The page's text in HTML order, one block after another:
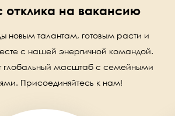
отклика на вакансию
новым талантам, готовым расти и
с нашей энергичной командой.
глобальный масштаб с семейными
Присоединяйтесь к нам!